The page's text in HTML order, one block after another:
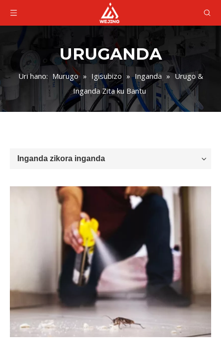
URUGANDA
Uri hano: Murugo » Igisubizo » Inganda » Urugo &
Inganda Zita ku Bantu
Inganda zikora inganda